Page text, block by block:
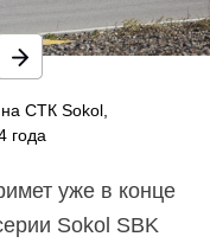
СТК Sokol,
года
уже в конце
Sokol SBK